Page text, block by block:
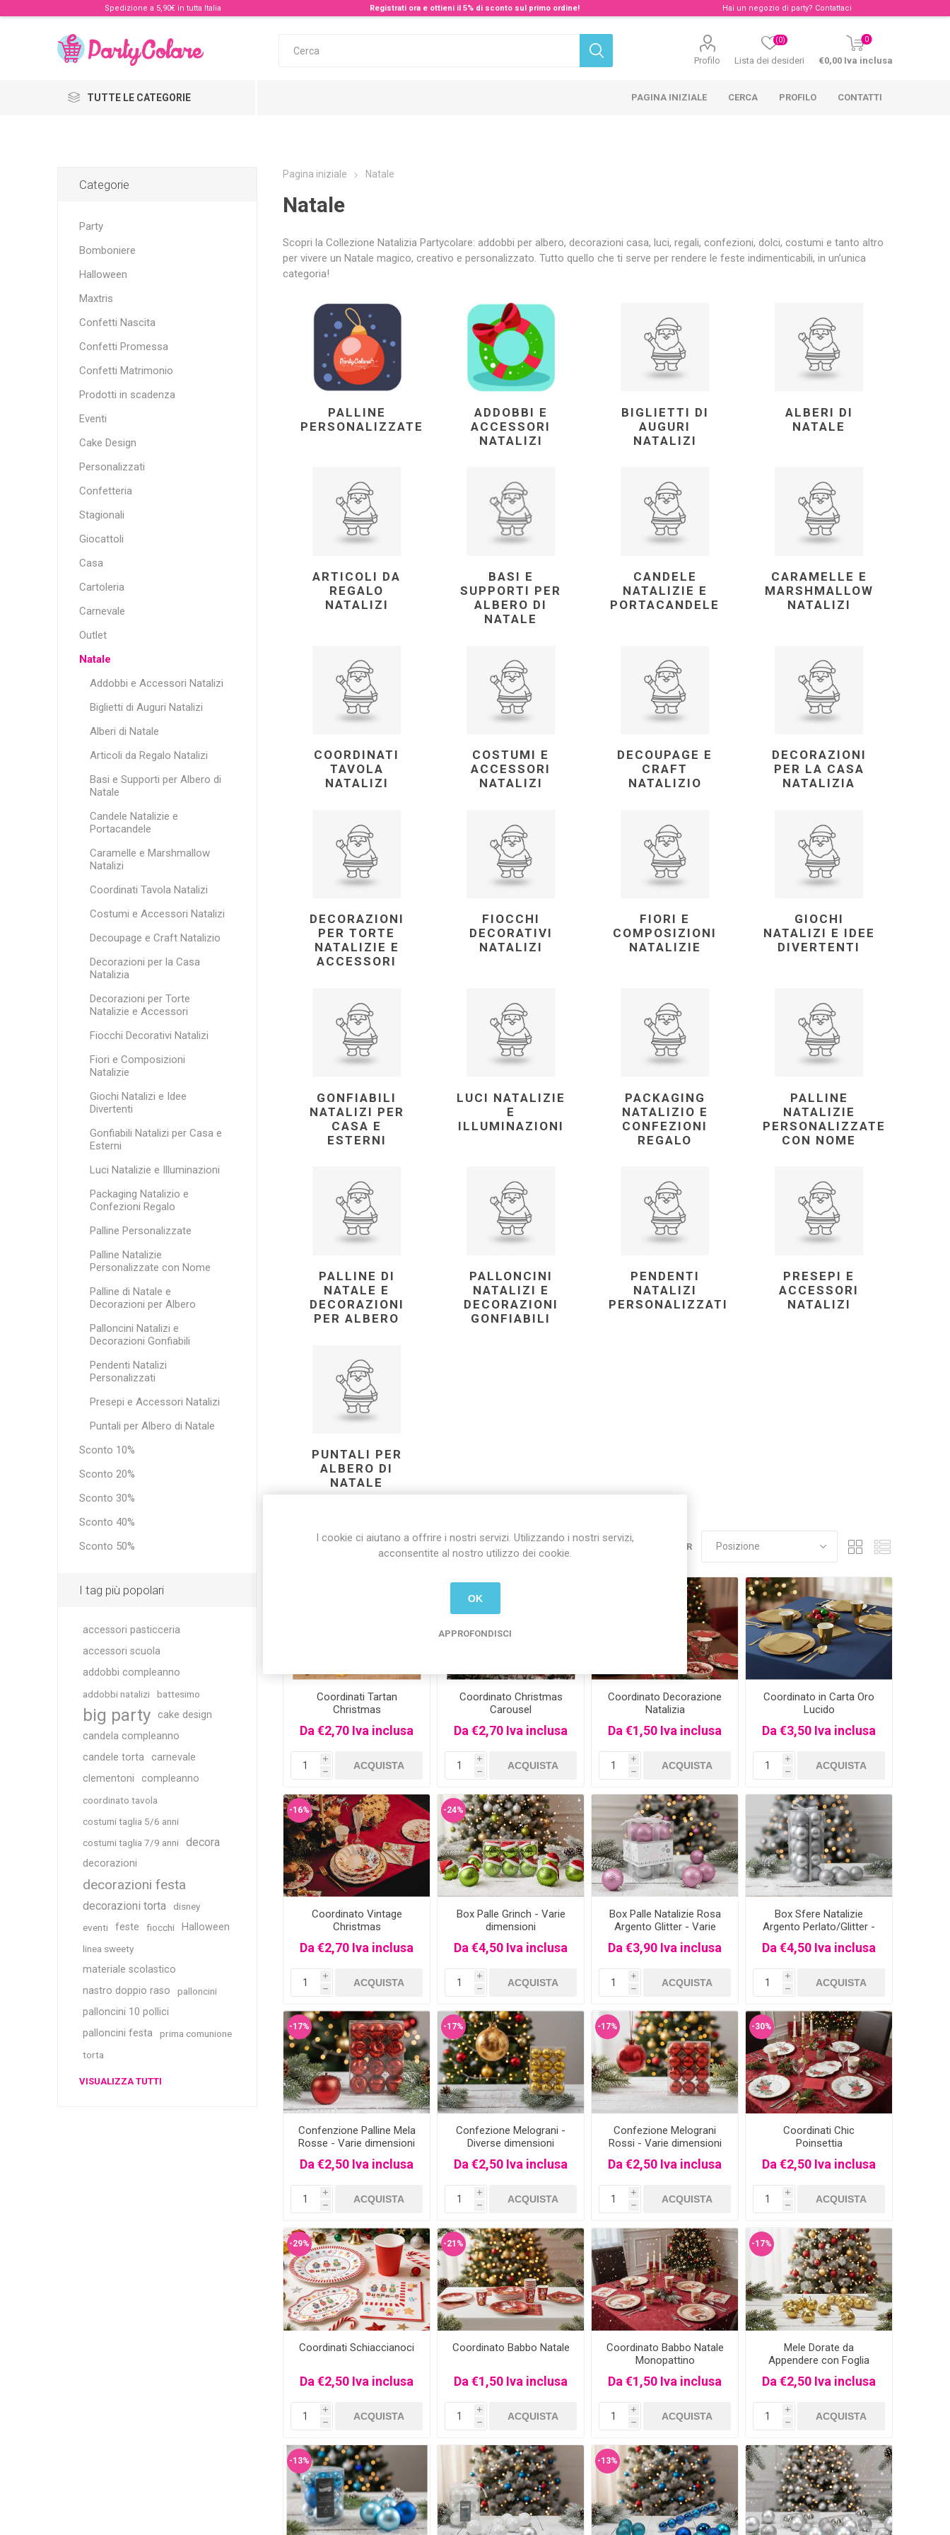
Spedizione a 5,90€ in tutta Italia Registrati ora e ottieni il 5% di sconto sul primo ordine! Hai un negozio di party? Contattaci
Profilo Lista dei desideri
(0) 0
€0,00 Iva inclusa
TUTTE LE CATEGORIE PAGINA INIZIALE CERCA PROFILO CONTATTI
Pagina iniziale Natale
Natale
Scopri la Collezione Natalizia Partycolare: addobbi per albero, decorazioni casa, luci, regali, confezioni, dolci, costumi e tanto altro
per vivere un Natale magico, creativo e personalizzato. Tutto quello che ti serve per rendere le feste indimenticabili, in un’unica
categoria!
PALLINE
PERSONALIZZATE
ADDOBBI E
ACCESSORI
NATALIZI
BIGLIETTI DI
AUGURI
NATALIZI
ALBERI DI
NATALE
ARTICOLI DA
REGALO
NATALIZI
BASI E
SUPPORTI PER
ALBERO DI
NATALE
CANDELE
NATALIZIE E
PORTACANDELE
CARAMELLE E
MARSHMALLOW
NATALIZI
COORDINATI
TAVOLA
NATALIZI
COSTUMI E
ACCESSORI
NATALIZI
DECOUPAGE E
CRAFT
NATALIZIO
DECORAZIONI
PER LA CASA
NATALIZIA
DECORAZIONI
PER TORTE
NATALIZIE E
ACCESSORI
FIOCCHI
DECORATIVI
NATALIZI
FIORI E
COMPOSIZIONI
NATALIZIE
GIOCHI
NATALIZI E IDEE
DIVERTENTI
GONFIABILI
NATALIZI PER
CASA E
ESTERNI
LUCI NATALIZIE
E
ILLUMINAZIONI
PACKAGING
NATALIZIO E
CONFEZIONI
REGALO
PALLINE
NATALIZIE
PERSONALIZZATE
CON NOME
PALLINE DI
NATALE E
DECORAZIONI
PER ALBERO
PALLONCINI
NATALIZI E
DECORAZIONI
GONFIABILI
PENDENTI
NATALIZI
PERSONALIZZATI
PRESEPI E
ACCESSORI
NATALIZI
PUNTALI PER
ALBERO DI
NATALE
ORDINA PER
Coordinati Tartan
Christmas
Da €2,70 Iva inclusa
i
h
Coordinato Christmas
Carousel
Da €2,70 Iva inclusa
i
h
Coordinato Decorazione
Natalizia
Da €1,50 Iva inclusa
i
h
Coordinato in Carta Oro
Lucido
Da €3,50 Iva inclusa
i
h
-16%
Coordinato Vintage
Christmas
Da €2,70 Iva inclusa
i
h
-24%
Box Palle Grinch - Varie
dimensioni
Da €4,50 Iva inclusa
i
h
Box Palle Natalizie Rosa
Argento Glitter - Varie
dimensioni
Da €3,90 Iva inclusa
i
h
Box Sfere Natalizie
Argento Perlato/Glitter -
Varie dimensioni
Da €4,50 Iva inclusa
i
h
-17%
Confenzione Palline Mela
Rosse - Varie dimensioni
Da €2,50 Iva inclusa
i
h
-17%
Confezione Melograni -
Diverse dimensioni
Da €2,50 Iva inclusa
i
h
-17%
Confezione Melograni
Rossi - Varie dimensioni
Da €2,50 Iva inclusa
i
h
-30%
Coordinati Chic
Poinsettia
Da €2,50 Iva inclusa
i
h
-29%
Coordinati Schiaccianoci
Da €2,50 Iva inclusa
i
h
-21%
Coordinato Babbo Natale
Da €1,50 Iva inclusa
i
h
Coordinato Babbo Natale
Monopattino
Da €1,50 Iva inclusa
i
h
-17%
Mele Dorate da
Appendere con Foglia
Da €2,50 Iva inclusa
i
h
-13% -13%
Categorie
Party
Bomboniere
Halloween
Maxtris
Confetti Nascita
Confetti Promessa
Confetti Matrimonio
Prodotti in scadenza
Eventi
Cake Design
Personalizzati
Confetteria
Stagionali
Giocattoli
Casa
Cartoleria
Carnevale
Outlet
Natale
Addobbi e Accessori Natalizi
Biglietti di Auguri Natalizi
Alberi di Natale
Articoli da Regalo Natalizi
Basi e Supporti per Albero di
Natale
Candele Natalizie e
Portacandele
Caramelle e Marshmallow
Natalizi
Coordinati Tavola Natalizi
Costumi e Accessori Natalizi
Decoupage e Craft Natalizio
Decorazioni per la Casa
Natalizia
Decorazioni per Torte
Natalizie e Accessori
Fiocchi Decorativi Natalizi
Fiori e Composizioni
Natalizie
Giochi Natalizi e Idee
Divertenti
Gonfiabili Natalizi per Casa e
Esterni
Luci Natalizie e Illuminazioni
Packaging Natalizio e
Confezioni Regalo
Palline Personalizzate
Palline Natalizie
Personalizzate con Nome
Palline di Natale e
Decorazioni per Albero
Palloncini Natalizi e
Decorazioni Gonfiabili
Pendenti Natalizi
Personalizzati
Presepi e Accessori Natalizi
Puntali per Albero di Natale
Sconto 10%
Sconto 20%
Sconto 30%
Sconto 40%
Sconto 50%
I tag più popolari
accessori pasticceria
accessori scuola
addobbi compleanno
addobbi natalizi battesimo
big party
cake design
candela compleanno
candele torta
carnevale
clementoni
compleanno
coordinato tavola
costumi taglia 5/6 anni
costumi taglia 7/9 anni
decora
decorazioni
decorazioni festa
decorazioni torta
disney
eventi
feste fiocchi Halloween
linea sweety
materiale scolastico
nastro doppio raso
palloncini
palloncini 10 pollici
palloncini festa
prima comunione
torta
VISUALIZZA TUTTI
I cookie ci aiutano a offrire i nostri servizi. Utilizzando i nostri servizi,
acconsentite al nostro utilizzo dei cookie.
OK
APPROFONDISCI